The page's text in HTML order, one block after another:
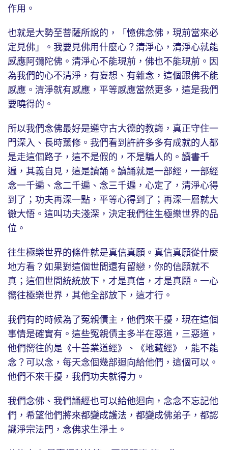
作用。
也就是大勢至菩薩所說的，「憶佛念佛，現前當來必
定見佛」。我要見佛用什麼心？清淨心，清淨心就能
感應阿彌陀佛。清淨心不能現前，佛也不能現前。因
為我們的心不清淨，有妄想、有雜念，這個跟佛不能
感應。清淨就有感應，平等感應當然更多，這是我們
要曉得的。
所以我們念佛最好是遵守古大德的教誨，真正守住一
門深入、長時薰修。我們看到許許多多有成就的人都
是走這個路子，這不是假的，不是騙人的。讀書千
遍，其義自見，這是讀誦。讀誦就是一部經，一部經
念一千遍、念二千遍、念三千遍，心定了，清淨心得
到了；功夫再深一點，平等心得到了；再深一層就大
徹大悟。這叫功夫淺深，決定我們往生極樂世界的品
位。
往生極樂世界的條件就是真信真願。真信真願從什麼
地方看？如果對這個世間還有留戀，你的信願就不
真；這個世間統統放下，才是真信，才是真願。一心
嚮往極樂世界，其他全部放下，這才行。
我們有的時候為了冤親債主，他們來干擾，現在這個
事情是確實有。這些冤親債主多半在惡道，三惡道，
他們嚮往的是《十善業道經》、《地藏經》，能不能
念？可以念，每天念個幾部迴向給他們，這個可以。
他們不來干擾，我們功夫就得力。
我們念佛、我們誦經也可以給他迴向，念念不忘記他
們，希望他們將來都變成護法，都變成佛弟子，都認
識淨宗法門，念佛求生淨土。